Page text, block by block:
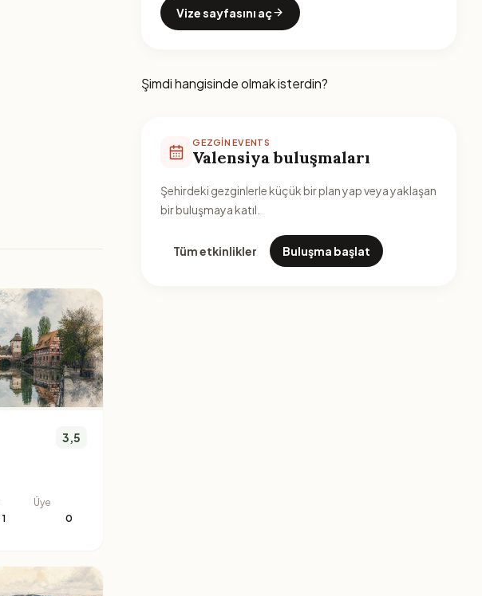
3,5
1
Üye
0
Vize sayfasını aç
Şimdi hangisinde olmak isterdin?
GEZGIN EVENTS
Valensiya buluşmaları
Şehirdeki gezginlerle küçük bir plan yap veya yaklaşan
bir buluşmaya katıl.
Tüm etkinlikler Buluşma başlat